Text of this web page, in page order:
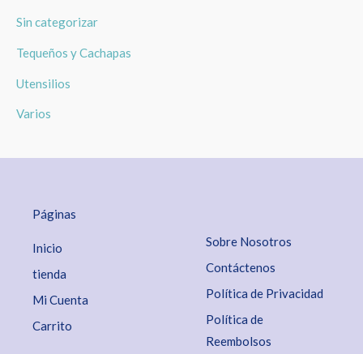
Sin categorizar
Tequeños y Cachapas
Utensilios
Varios
Páginas
Inicio
tienda
Mi Cuenta
Carrito
Sobre Nosotros
Contáctenos
Política de Privacidad
Política de
Reembolsos